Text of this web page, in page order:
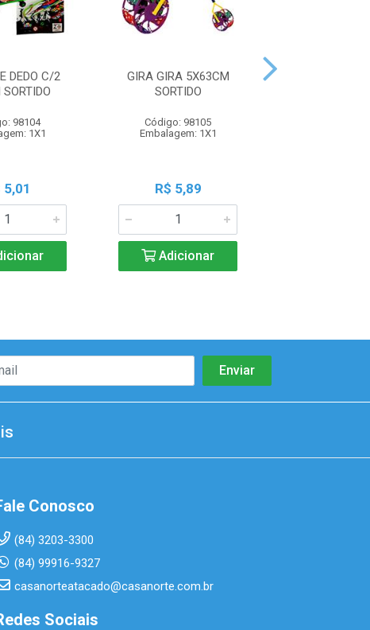
DEDO C/2
98104
1X1
5,01
GIRA GIRA 5X63CM
SORTIDO
Código: 98105
Embalagem: 1X1
R$ 5,89
Adicionar
Conosco
(84) 3203-3300
(84) 99916-9327
casanorteatacado@casanorte.com.br
Sociais